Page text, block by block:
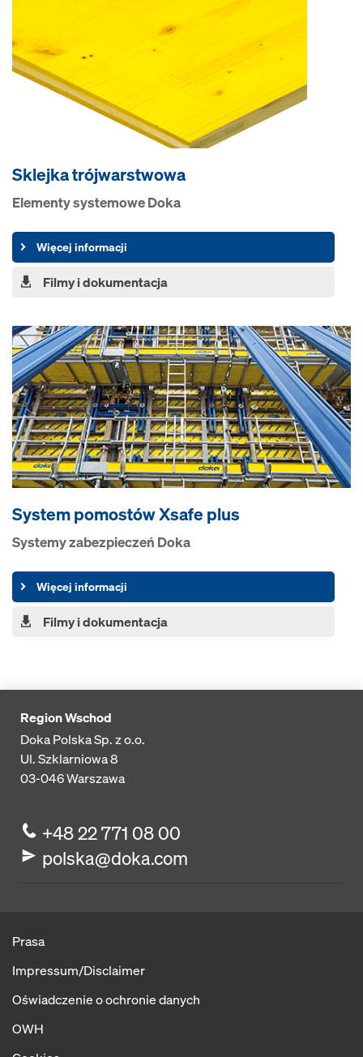
Sklejka trójwarstwowa
Elementy systemowe Doka
Więcej informacji
Filmy i dokumentacja
System pomostów Xsafe plus
Systemy zabezpieczeń Doka
Więcej informacji
Filmy i dokumentacja
Region Wschod
Doka Polska Sp. z o.o.
Ul. Szklarniowa 8
03-046Warszawa
+48 22 771 08 00
polska@doka.com
Prasa
Impressum/Disclaimer
Oświadczenie o ochronie danych
OWH